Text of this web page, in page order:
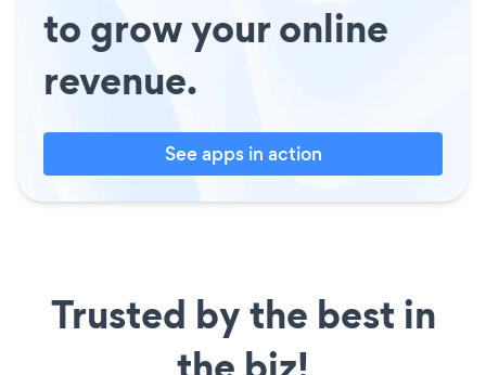
to grow your online
revenue.
See apps in action
Trusted by the best in